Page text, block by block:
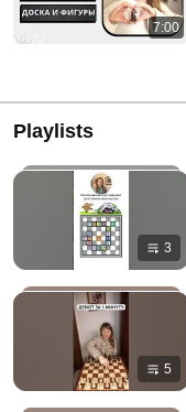
7:00
Playlists
3
5